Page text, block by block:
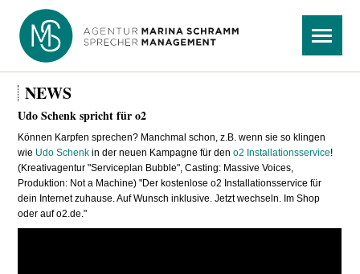
Navigation
überspringen
NEWS
Udo Schenk spricht für o2
Können Karpfen sprechen? Manchmal schon, z.B. wenn sie so klingen
wie Udo Schenk in der neuen Kampagne für deno2 Installationsservice!
(Kreativagentur "Serviceplan Bubble", Casting: Massive Voices,
Produktion: Not a Machine) "Der kostenlose o2 Installationsservice für
dein Internet zuhause. Auf Wunsch inklusive. Jetzt wechseln. Im Shop
oder auf o2.de."